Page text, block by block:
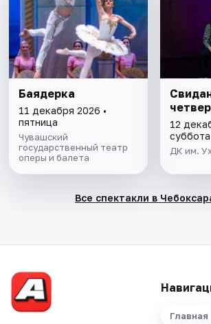
Баядерка
11 декабря 2026 •
пятница
Чувашский
государственный театр
оперы и балета
12
суббота
ДК им.
Все спектакли в
Главная